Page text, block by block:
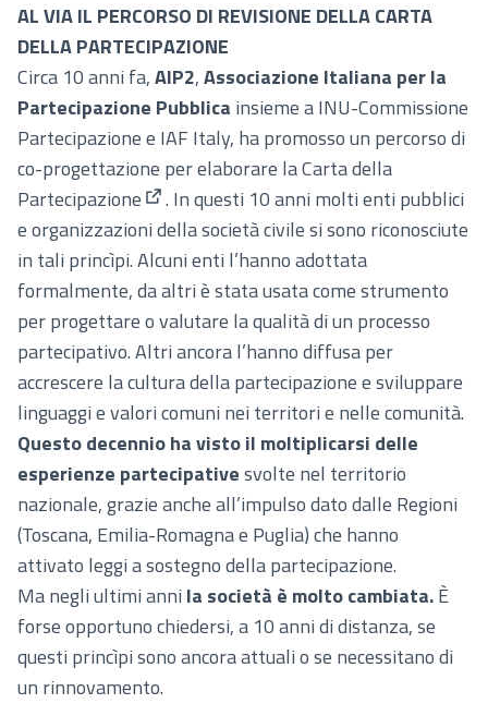
AL VIA IL PERCORSO DI REVISIONE DELLA CARTA
DELLA PARTECIPAZIONE
Circa 10 anni fa,AIP2,Associazione Italiana per la
Partecipazione Pubblica insieme a INU-Commissione
Partecipazione e IAF Italy, ha promosso un percorso di
co-progettazione per elaborare laCarta della
Partecipazione
(Apre in una nuova scheda)
. In questi 10 anni molti enti pubblici
e organizzazioni della società civile si sono riconosciute
in tali princìpi. Alcuni enti l’hanno adottata
formalmente, da altri è stata usata come strumento
per progettare o valutare la qualità di un processo
partecipativo. Altri ancora l’hanno diffusa per
accrescere la cultura della partecipazione e sviluppare
linguaggi e valori comuni nei territori e nelle comunità.
Questo decennio ha visto il moltiplicarsi delle
esperienze partecipativesvolte nel territorio
nazionale, grazie anche all’impulso dato dalle Regioni
(Toscana, Emilia-Romagna e Puglia) che hanno
attivato leggi a sostegno della partecipazione.
Ma negli ultimi anni la società è molto cambiata.È
forse opportuno chiedersi, a 10 anni di distanza, se
questi princìpi sono ancora attuali o se necessitano di
un rinnovamento.